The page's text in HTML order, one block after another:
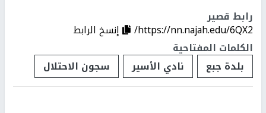
رابط قصير
https://nn.najah.edu/6QX2/
إنسخ الرابط
الكلمات المفتاحية
بلدة جبع
نادي الأسير سجون الاحتلال